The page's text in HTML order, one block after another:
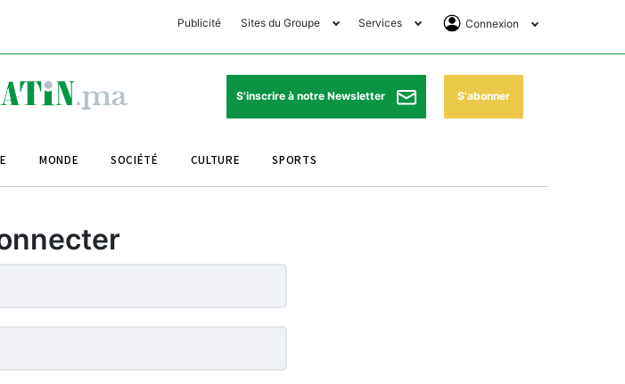
Publicité Sites du Groupe
Club Avantages
Le Matin Sports
Le Matin Store
Services
Horaires de prières
Pharmacies de garde
Programme TV
Connexion
Se Connecter
Abonnement
S'inscrire à notre Newsletter S'abonner
MONDE SOCIÉTÉ CULTURE SPORTS